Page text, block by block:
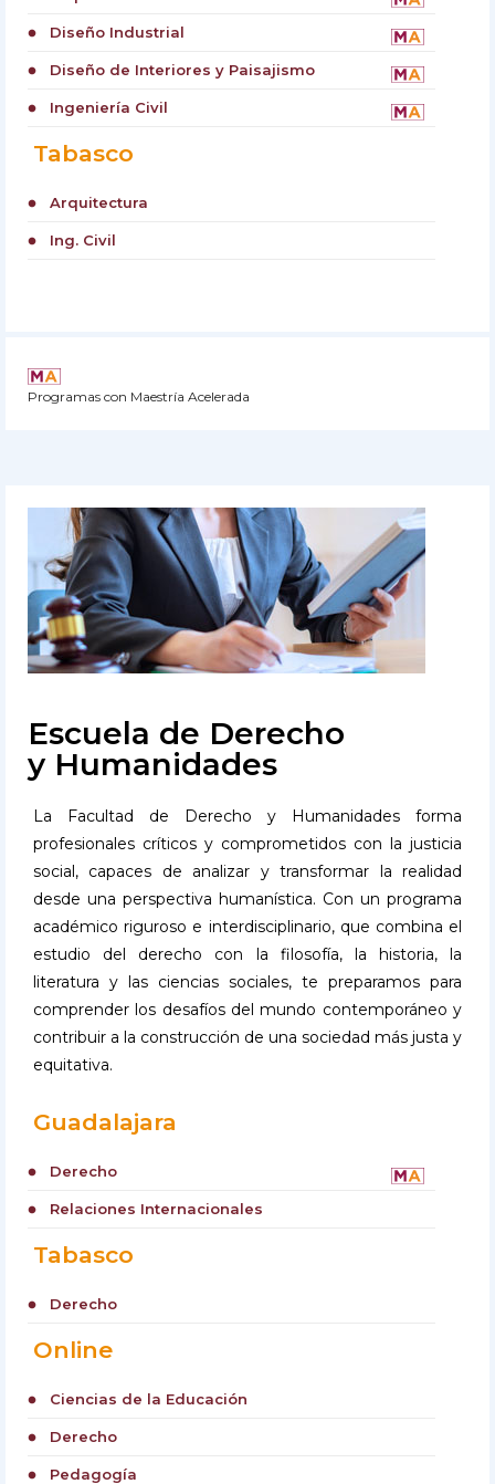
circle Diseño Industrial
circle Diseño de Interiores y Paisajismo
circle Ingeniería Civil
Tabasco
circle Arquitectura
circle Ing. Civil
Programas con Maestría Acelerada
Escuela de Derecho
y Humanidades
La Facultad de Derecho y Humanidades forma
profesionales críticos y comprometidos con la justicia
social, capaces de analizar y transformar la realidad
desde una perspectiva humanística. Con un programa
académico riguroso e interdisciplinario, que combina el
estudio del derecho con la filosofía, la historia, la
literatura y las ciencias sociales, te preparamos para
comprender los desafíos del mundo contemporáneo y
contribuir a la construcción de una sociedad más justa y
equitativa.
Guadalajara
circle Derecho
circle Relaciones Internacionales
Tabasco
circle Derecho
Online
circle Ciencias de la Educación
circle Derecho
circle Pedagogía